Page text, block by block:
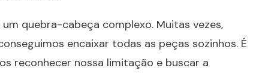
quebra-cabeça complexo. Muitas vezes,
encaixar todas as peças sozinhos. É
reconhecer nossa limitação e buscar a